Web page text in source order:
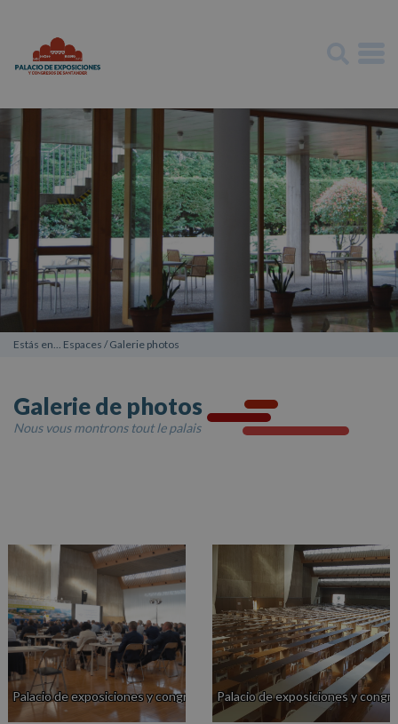
Estás en... Espaces /Galerie photos
Galerie de photos
Nous vous montrons tout le palais
Palacio de exposiciones y congresos Palacio de exposiciones y